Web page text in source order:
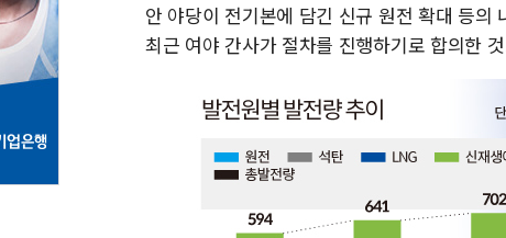
안 야당이 전기본에 담긴 신규 원전 확대 등의
최근 여야 간사가 절차를 진행하기로 합의한